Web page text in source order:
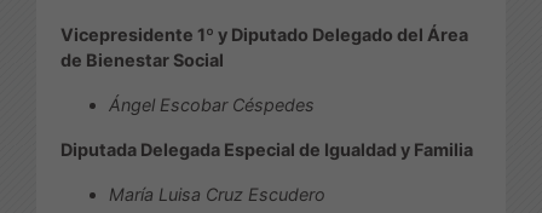
Vicepresidente 1º y Diputado Delegado del Área
de Bienestar Social
Ángel Escobar Céspedes
Diputada Delegada Especial de Igualdad y Familia
María Luisa Cruz Escudero